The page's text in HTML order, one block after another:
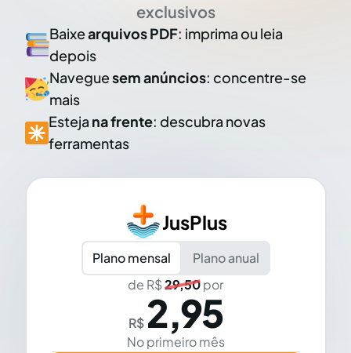
exclusivos
Baixearquivos PDF: imprima ou leia
depois
Naveguesem anúncios: concentre-se
mais
Esteja na frente: descubra novas
ferramentas
JusPlus
Plano mensal
Plano anual
de R$29,50por
R$ 2,95
No primeiro mês